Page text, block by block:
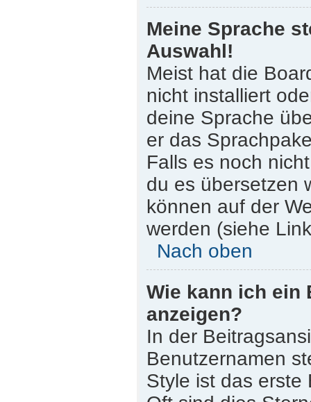
Meine Sprache
Auswahl!
Meist hat die
nicht installiert
deine Sprache
er das
Falls es noch
du es übersetzen
können auf der
werden (siehe
Nach oben
Wie kann ich ein
anzeigen?
In der
Benutzernamen
Style ist das erste